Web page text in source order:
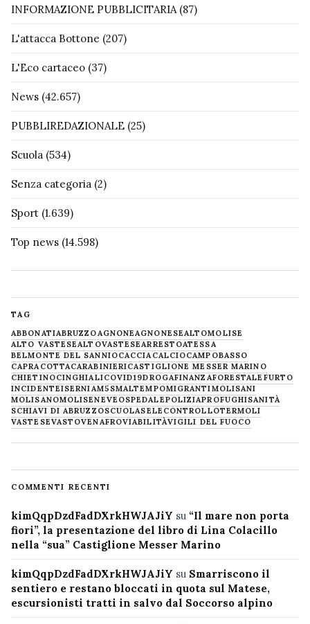
INFORMAZIONE PUBBLICITARIA(87)
L'attacca Bottone (207)
L'Eco cartaceo (37)
News (42.657)
PUBBLIREDAZIONALE (25)
Scuola (534)
Senza categoria (2)
Sport (1.639)
Top news (14.598)
TAG
ABBONATIABRUZZOAGNONEAGNONESEALTOMOLISE
ALTO VASTESEALTOVASTESEARRESTOATESSA
BELMONTE DEL SANNIOCACCIACALCIOCAMPOBASSO
CAPRACOTTACARABINIERICASTIGLIONE MESSER MARINO
CHIETINOCINGHIALICOVID19DROGAFINANZAFORESTALE FURTO
INCIDENTEISERNIAM5SMALTEMPOMIGRANTIMOLISANI
MOLISANOMOLISENEVE OSPEDALEPOLIZIAPROFUGHISANITÀ
SCHIAVI DI ABRUZZOSCUOLASELECONTROLLOTERMOLI
VASTESEVASTOVENAFROVIABILITÀVIGILI DEL FUOCO
COMMENTI RECENTI
kimQqpDzdFadDXrkHWJAJiY su “Il mare non porta
fiori”, la presentazione del libro di Lina Colacillo
nella “sua” Castiglione Messer Marino
kimQqpDzdFadDXrkHWJAJiY su Smarriscono il
sentiero e restano bloccati in quota sul Matese,
escursionisti tratti in salvo dal Soccorso alpino